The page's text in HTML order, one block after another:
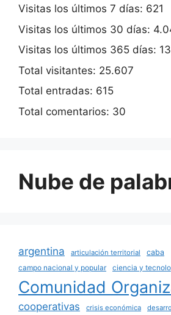
Visitas los últimos 7 días: 621
Visitas los últimos 30 días:
Visitas los últimos 365 días:
Total visitantes: 25.607
Total entradas: 615
Total comentarios: 30
Nube de
argentina articulación territorial
caba
campo nacional y popular
ciencia y
Comunidad
cooperativas crisis económica